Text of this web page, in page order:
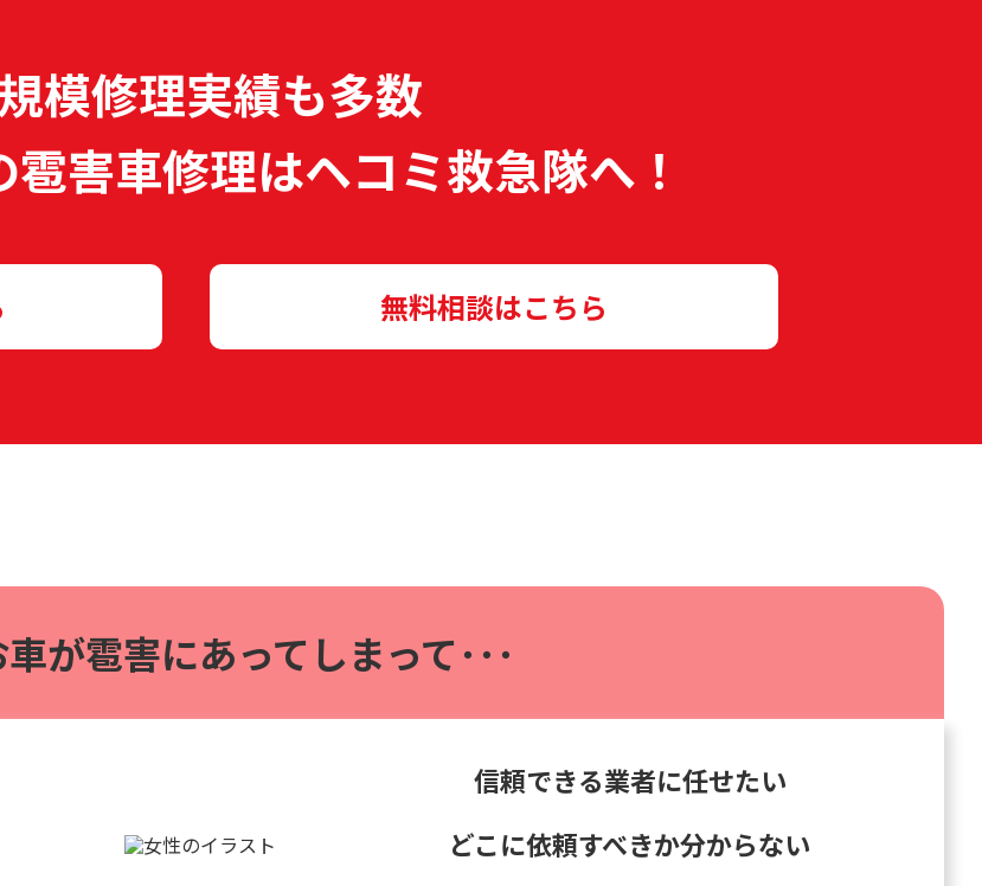
模修理実績も多数
雹害車修理はヘコミ救急隊へ！
無料相談はこちら
が雹害にあってしまって･･･
信頼できる業者に任せたい
どこに依頼すべきか分からない